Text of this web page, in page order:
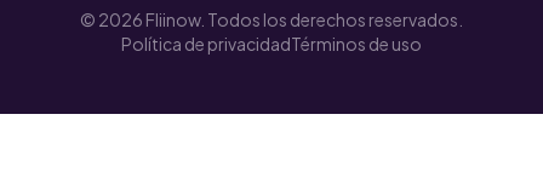
© 2026 Fliinow. Todos los derechos reservados.
Política de privacidadTérminos de uso